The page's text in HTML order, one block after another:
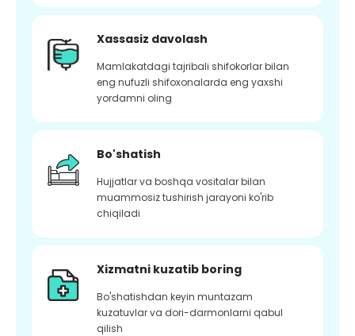
Xassasiz davolash
Mamlakatdagi tajribali shifokorlar bilan
eng nufuzli shifoxonalarda eng yaxshi
yordamni oling
Bo'shatish
Hujjatlar va boshqa vositalar bilan
muammosiz tushirish jarayoni ko'rib
chiqiladi
Xizmatni kuzatib boring
Bo'shatishdan keyin muntazam
kuzatuvlar va dori-darmonlarni qabul
qilish